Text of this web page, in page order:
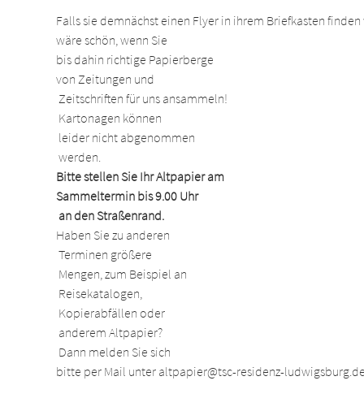
Falls sie demnächst einen Flyer in ihrem Briefkasten
wäre schön, wenn Sie
bis dahin richtige Papierberge
von Zeitungen und
werden.
Bitte stellen Sie Ihr Altpapier am
Sammeltermin bis 9.00 Uhr
an den Straßenrand.
Haben Sie zu anderen
bitte per Mail unter altpapier@tsc-residenz-